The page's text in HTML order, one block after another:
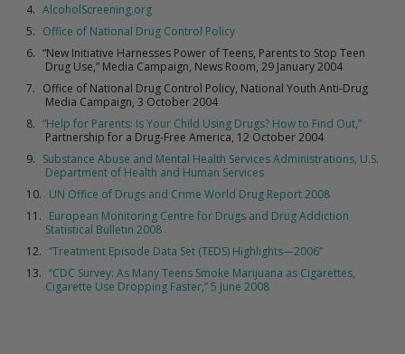
AlcoholScreening.org
Office of National Drug Control Policy
“New Initiative Harnesses Power of Teens, Parents to Stop Teen
Drug Use,” Media Campaign, News Room, 29 January 2004
Office of National Drug Control Policy, National Youth Anti-Drug
Media Campaign, 3 October 2004
“Help for Parents: Is Your Child Using Drugs? How to Find Out,”
Partnership for a Drug-Free America, 12 October 2004
Substance Abuse and Mental Health Services Administrations, U.S.
Department of Health and Human Services
UN Office of Drugs and Crime World Drug Report 2008
European Monitoring Centre for Drugs and Drug Addiction
Statistical Bulletin 2008
“Treatment Episode Data Set (TEDS) Highlights—2006”
“CDC Survey: As Many Teens Smoke Marijuana as Cigarettes,
Cigarette Use Dropping Faster,” 5 June 2008